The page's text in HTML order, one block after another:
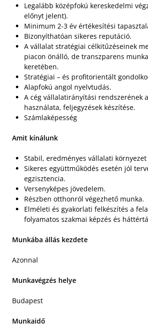
Legalább középfokú kereskedelmi
előnyt jelent).
Minimum 2-3 év értékesítési
Bizonyíthatóan sikeres reputáció.
A vállalat stratégiai célkitűzéseinek
piacon önálló, de transzparens
keretében.
Stratégiai – és profitorientált
Alapfokú angol nyelvtudás.
A cég vállalatirányítási rendszerének
használata, feljegyzések készítése.
Számlaképesség
Amit kínálunk
Stabil, eredményes vállalati környezet
Sikeres együttműködés esetén jól
egzisztencia.
Versenyképes jövedelem.
Részben otthonról végezhető munka.
Elméleti és gyakorlati felkészítés a
folyamatos szakmai képzés és
Munkába állás kezdete
Azonnal
Munkavégzés helye
Budapest
Munkaidő